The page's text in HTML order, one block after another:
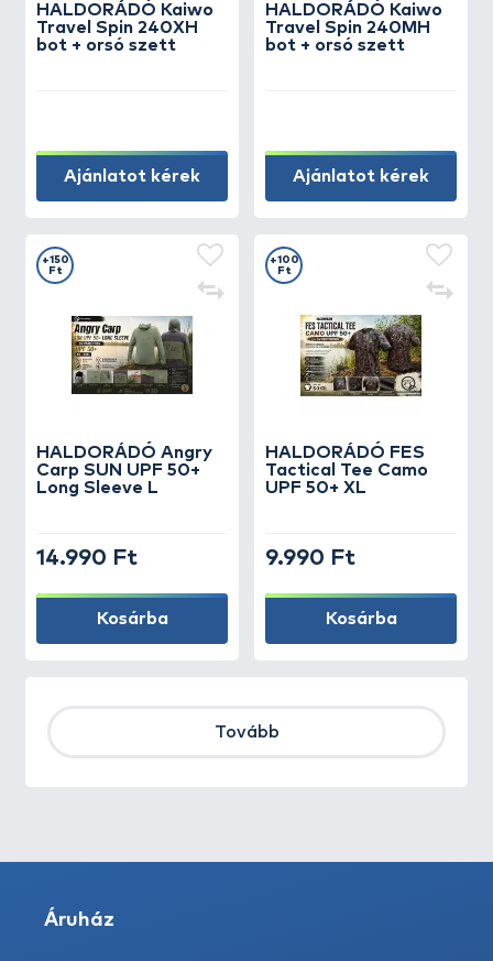
HALDORÁDÓ Kaiwo
Travel Spin 240XH
bot + orsó szett
Ajánlatot kérek
HALDORÁDÓ Kaiwo
Travel Spin 240MH
bot + orsó szett
Ajánlatot kérek
HALDORÁDÓ Angry
Carp SUN UPF 50+
Long Sleeve L
+150
Ft
14.990 Ft
Kosárba
HALDORÁDÓ FES
Tactical Tee Camo
UPF 50+ XL
+100
Ft
9.990 Ft
Kosárba
Tovább
Áruház